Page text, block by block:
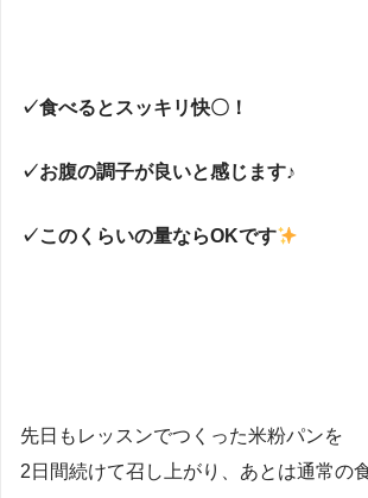
✓食べるとスッキリ快〇！
✓お腹の調子が良いと感じます♪
✓このくらいの量ならOKです
先日もレッスンでつくった米粉パンを
2日間続けて召し上がり、あとは通常の